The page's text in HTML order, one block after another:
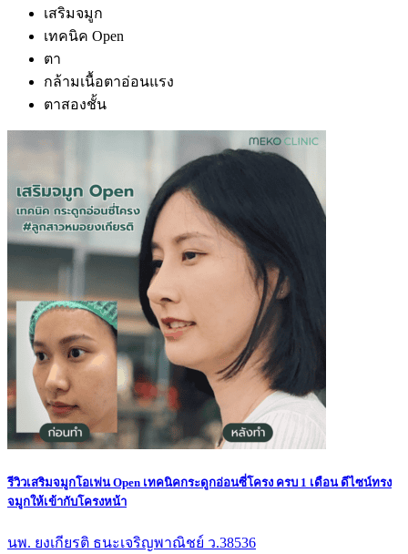
เสริมจมูก
เทคนิค Open
ตา
กล้ามเนื้อตาอ่อนแรง
ตาสองชั้น
รีวิวเสริมจมูกโอเพ่น Open เทคนิคกระดูกอ่อนซี่โครง ครบ 1 เดือน ดีไซน์ทรง
จมูกให้เข้ากับโครงหน้า
นพ. ยงเกียรติ ธนะเจริญพาณิชย์ ว.38536